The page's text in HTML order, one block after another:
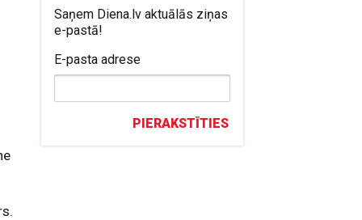
Saņem Diena.lv aktuālās ziņas
e-pastā!
E-pasta adrese
PIERAKSTĪTIES